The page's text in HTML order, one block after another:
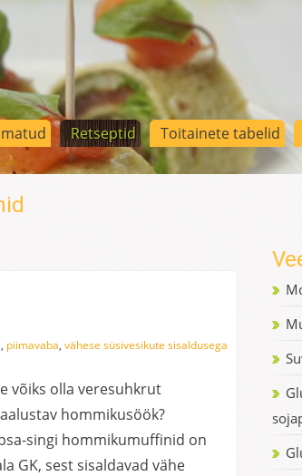
Retseptid Toitainete tabelid
, piimavaba, vähese süsivesikute sisaldusega
võiks olla veresuhkrut
hommikusöök?
singi hommikumuffinid on
GK, sest sisaldavad vähe